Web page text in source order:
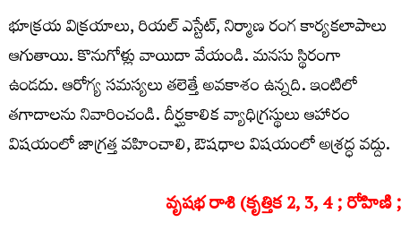
భూక్రయ విక్రయాలు, రియల్‌ ఎస్టేట్‌, నిర్మాణ రంగ కార్యకలాపాలు
ఆగుతాయి. కొనుగోళ్లు వాయిదా వేయండి. మనసు స్థిరంగా
ఉండదు. ఆరోగ్య సమస్యలు తలెత్తే అవకాశం ఉన్నది. ఇంటిలో
తగాదాలను నివారించండి. దీర్ఘకాలిక వ్యాధిగ్రస్థులు ఆహారం
విషయంలో జాగ్రత్త వహించాలి, ఔషధాల విషయంలో అశ్రద్ధ వద్దు.
వృషభ రాశి (కృత్తిక 2, 3, 4 ; రోహిణి